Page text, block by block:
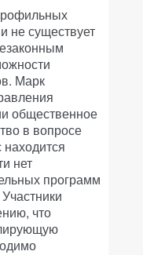
не существует
Марк
общественное
в вопросе
находится
нет
программ
что